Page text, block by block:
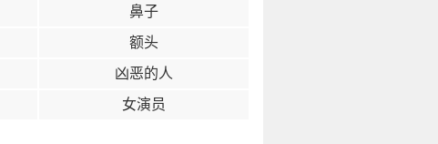
鼻子
额头
凶恶的人
女演员